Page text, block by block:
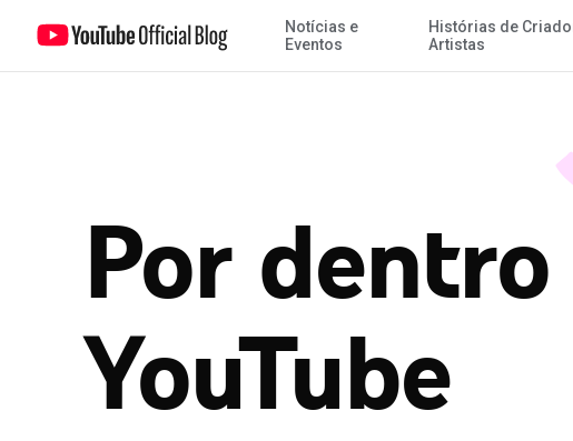
Notícias e
Eventos
Histórias de
Artistas
Por
YouTube